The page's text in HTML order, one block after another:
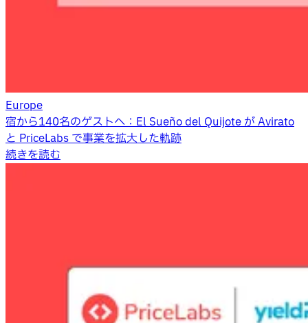
Europe
宿から140名のゲストへ：El Sueño del Quijote が Avirato
と PriceLabs で事業を拡大した軌跡
続きを読む